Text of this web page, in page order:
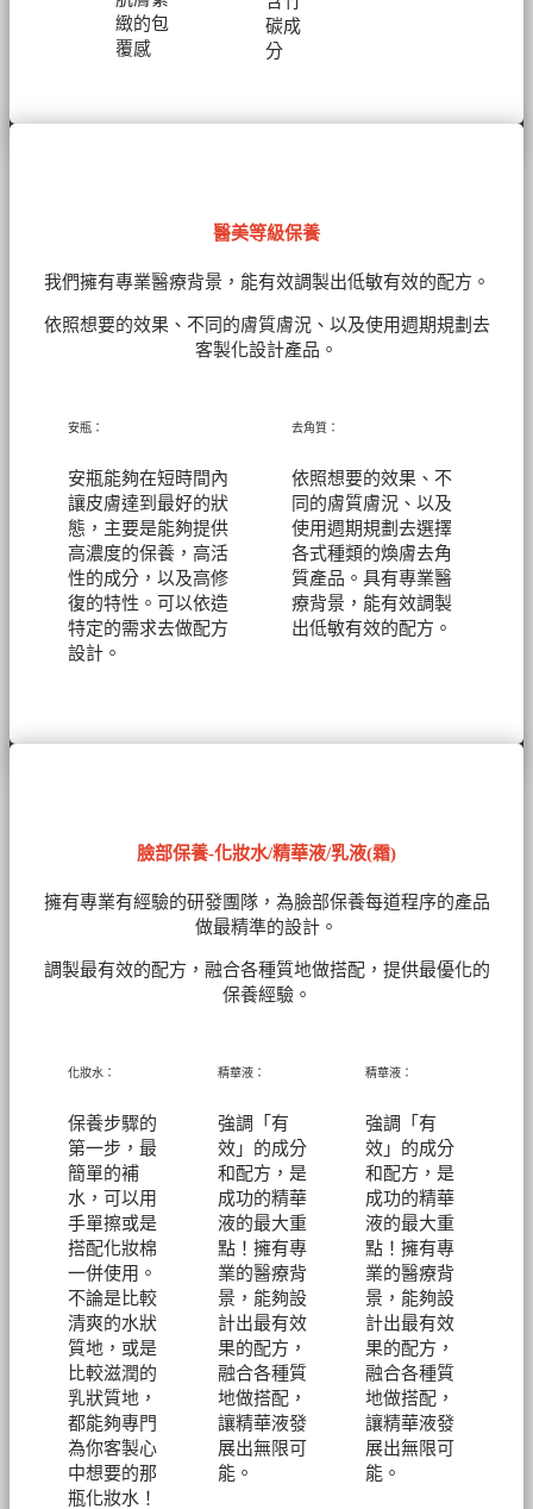
緻的包
覆感
碳成
分
醫美等級保養
我們擁有專業醫療背景，能有效調製出低敏有效的配方。
依照想要的效果、不同的膚質膚況、以及使用週期規劃去
客製化設計產品。
安瓶：
安瓶能夠在短時間內
讓皮膚達到最好的狀
態，主要是能夠提供
高濃度的保養，高活
性的成分，以及高修
復的特性。可以依造
特定的需求去做配方
設計。
去角質：
依照想要的效果、不
同的膚質膚況、以及
使用週期規劃去選擇
各式種類的煥膚去角
質產品。具有專業醫
療背景，能有效調製
出低敏有效的配方。
臉部保養-化妝水/精華液/乳液(霜)
擁有專業有經驗的研發團隊，為臉部保養每道程序的產品
做最精準的設計。
調製最有效的配方，融合各種質地做搭配，提供最優化的
保養經驗。
化妝水：
保養步驟的
第一步，最
簡單的補
水，可以用
手單擦或是
搭配化妝棉
一併使用。
不論是比較
清爽的水狀
質地，或是
比較滋潤的
乳狀質地，
都能夠專門
為你客製心
中想要的那
瓶化妝水！
精華液：
強調「有
效」的成分
和配方，是
成功的精華
液的最大重
點！擁有專
業的醫療背
景，能夠設
計出最有效
果的配方，
融合各種質
地做搭配，
讓精華液發
展出無限可
能。
精華液：
強調「有
效」的成分
和配方，是
成功的精華
液的最大重
點！擁有專
業的醫療背
景，能夠設
計出最有效
果的配方，
融合各種質
地做搭配，
讓精華液發
展出無限可
能。